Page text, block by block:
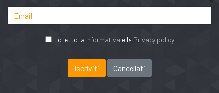
Ho letto la Informativa e la Privacy policy